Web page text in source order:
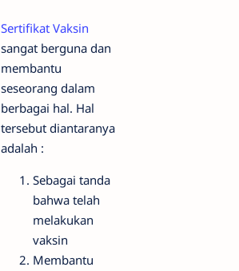
Sertifikat Vaksin
sangat berguna dan
membantu
seseorang dalam
berbagai hal. Hal
tersebut diantaranya
adalah :
Sebagai tanda
bahwa telah
melakukan
vaksin
Membantu